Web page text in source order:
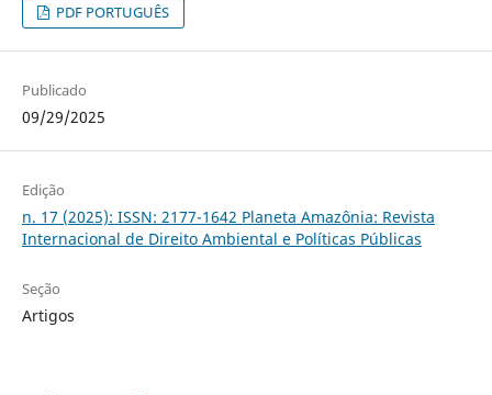
PDF PORTUGUÊS
Publicado
09/29/2025
Edição
n. 17 (2025): ISSN: 2177-1642 Planeta Amazônia: Revista
Internacional de Direito Ambiental e Políticas Públicas
Seção
Artigos